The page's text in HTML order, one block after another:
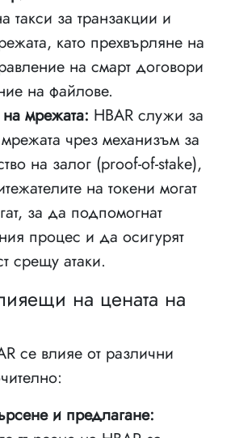
такси за транзакции и
като прехвърляне на
на смарт договори
на файлове.
мрежата: HBAR служи за
чрез механизъм за
на залог (proof-of-stake),
на токени могат
за да подпомогнат
процес и да осигурят
срещу атаки.
на цената на
се влияе от различни
и предлагане: